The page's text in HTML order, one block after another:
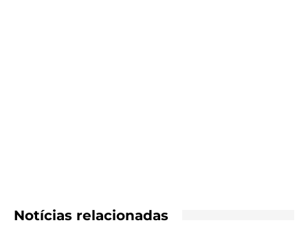
Notícias relacionadas